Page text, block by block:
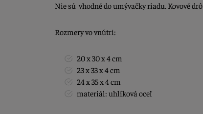
Nie sú vhodné do umývačky riadu. Kovové
Rozmery vo vnútri:
20 x 30 x 4 cm
23 x 33 x 4 cm
24 x 35 x 4 cm
materiál: uhlíková oceľ